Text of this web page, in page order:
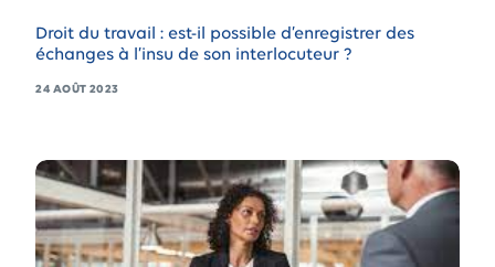
Droit du travail : est-il possible d’enregistrer des
échanges à l’insu de son interlocuteur ?
24 AOÛT 2023